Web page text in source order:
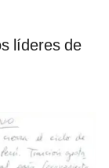
líderes de